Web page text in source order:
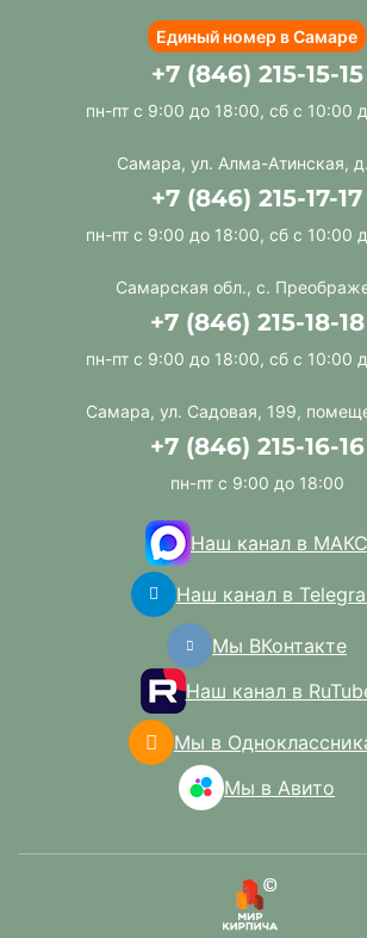
Единый номер в Самаре
+7 (846) 215-15-15
пн-пт с 9:00 до 18:00, сб с 10:00
Самара, ул. Алма-Атинская,
+7 (846) 215-17-17
пн-пт с 9:00 до 18:00, сб с 10:00
Самарская обл., с.
+7 (846) 215-18-18
пн-пт с 9:00 до 18:00, сб с 10:00
Самара, ул. Садовая, 199,
+7 (846) 215-16-16
пн-пт с 9:00 до 18:00
Наш канал в МАКС
Наш канал в
Мы ВКонтакте
Наш канал в
Мы в
Мы в Авито